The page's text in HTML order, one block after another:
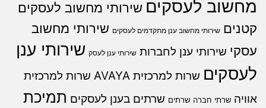
מחשוב לעסקים שירותי מחשוב לעסקים
קטנים שירותי מחשוב ענן מתקדמים לעסקים שירותי מחשוב
עסקי שירותי ענן לחברות שירותי ענן לעסק שירותי ענן
לעסקים שרות למרכזית AVAYA
שרות למרכזית
אוויה שרתי חברה שרתים שרתים בענן לעסקים תמיכת